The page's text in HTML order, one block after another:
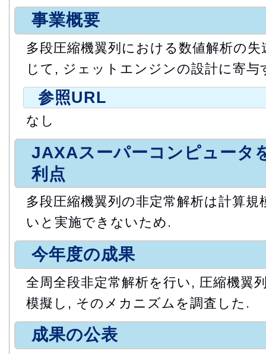
事業概要
多段圧縮機翼列における数値解析の
じて, ジェットエンジンの設計に寄与
参照URL
なし
JAXAスーパーコンピュータ
利点
多段圧縮機翼列の非定常解析は計算
いと実施できないため.
今年度の成果
全周全段非定常解析を行い, 圧縮機翼
模擬し, そのメカニズムを調査した.
成果の公表